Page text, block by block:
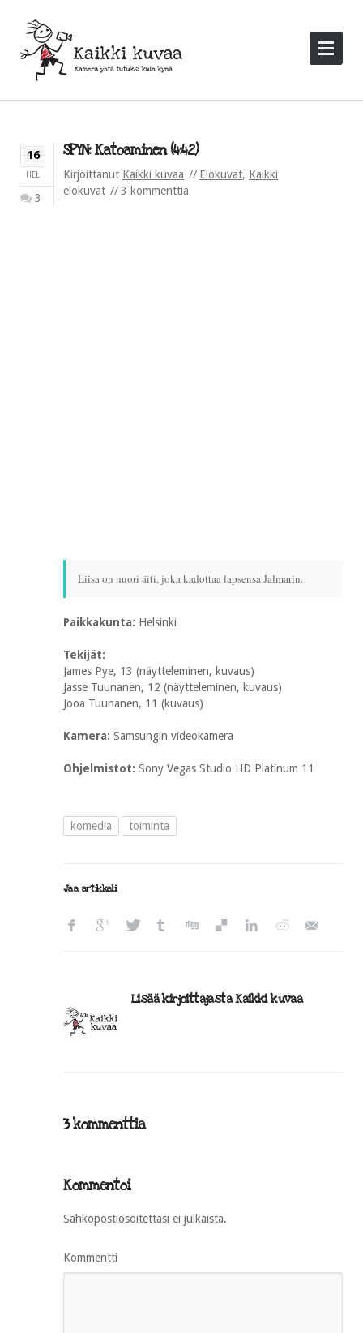
16
HEL
3
SPYN: Katoaminen (4:42)
Kirjoittanut Kaikki kuvaa Elokuvat, Kaikki
elokuvat
3 kommenttia
Liisa on nuori äiti, joka kadottaa lapsensa Jalmarin.
Paikkakunta: Helsinki
Tekijät:
James Pye, 13 (näytteleminen, kuvaus)
Jasse Tuunanen, 12 (näytteleminen, kuvaus)
Jooa Tuunanen, 11 (kuvaus)
Kamera: Samsungin videokamera
Ohjelmistot: Sony Vegas Studio HD Platinum 11
komedia toiminta
Jaa artikkeli
Lisää kirjoittajasta Kaikki kuvaa
3 kommenttia
Kommentoi
Sähköpostiosoitettasi ei julkaista.
Kommentti